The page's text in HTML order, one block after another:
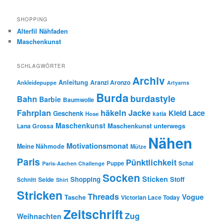
SHOPPING
Alterfil Nähfaden
Maschenkunst
SCHLAGWÖRTER
Ankleidepuppe Anleitung Aranzi Aronzo Archiv Artyarns
Bahn Barbie Baumwolle Burda burdastyle
Fahrplan Geschenk Hose häkeln Jacke katia Kleid Lace
Lana Grossa Maschenkunst Maschenkunst unterwegs
Meine Nähmode Motivationsmonat Mütze Nähen
Paris Paris-Aachen Challenge Puppe Pünktlichkeit Schal
Schnitt Seide Shirt Shopping Socken Sticken Stoff
Stricken Tasche Threads Victorian Lace Today Vogue
Weihnachten ZeitschriftZug